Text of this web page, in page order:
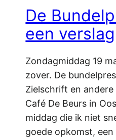
De
een verslag
Zondagmiddag 19
zover. De
Zielschrift en andere
Café De Beurs in
middag die ik niet
goede opkomst,